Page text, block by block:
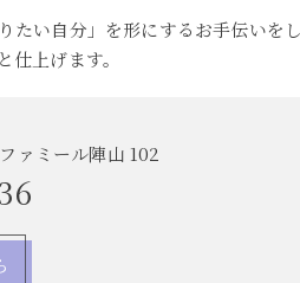
い自分」を形にするお手伝いを
上げます。
ァミール陣山 102